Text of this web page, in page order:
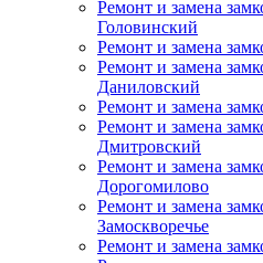
Ремонт и замена
Головинский
Ремонт и замена
Ремонт и замена
Даниловский
Ремонт и замена
Ремонт и замена
Дмитровский
Ремонт и замена
Дорогомилово
Ремонт и замена
Замоскворечье
Ремонт и замена